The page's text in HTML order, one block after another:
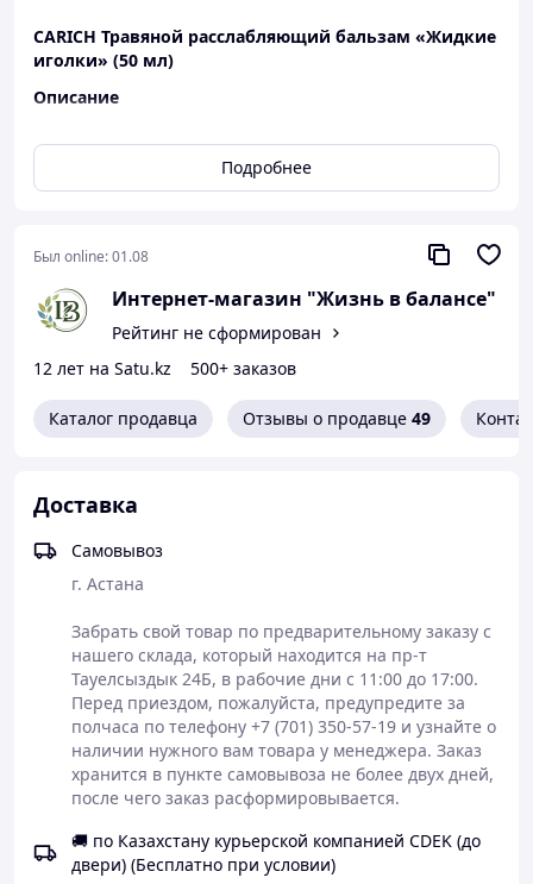
CARICH Травяной расслабляющий бальзам «Жидкие
иголки» (50 мл)
Описание
медицины для экспресс-снятия боли и восстановления
подвижности.
высококонцентрированный фитобальзам, который при
нанесении на кожу воссоздает терапевтический
эффект классического иглоукалывания и
профессионального глубокого массажа. Активная
формула на основе редких целебных трав мгновенно
проникает в глубокие слои тканей, активизирует
незаменимо при остеохондрозе, суставных и
Главные преимущества
Эффект жидкого иглоукалывания:
уникальное точечное покалывание и глубокий
Мощный анальгетик:
боль в спине, шее, пояснице, коленях и мышцах.
Ликвидация отеков и спазмов:
снимает
мышечный гипертонус, ускоряет рассасывание
гематом и выведение солей.
Улучшение подвижности:
способствует
естественному восстановлению хрящевой ткани
и связочного аппарата.
Натуральный фитокомплекс:
экстракты редких высокогорных растений и
ценные эфирные масла.
Подробнее
Был online:01.08
Интернет-магазин "Жизнь в балансе"
Рейтинг не сформирован
12 лет на Satu.kz
500+ заказов
Каталог продавца Отзывы о продавце 49
Доставка
Самовывоз
г. Астана
Забрать свой товар по предварительному заказу с
нашего склада, который находится на пр-т
Тауелсыздык 24Б, в рабочие дни с 11:00 до 17:00.
Перед приездом, пожалуйста, предупредите за
полчаса по телефону +7 (701) 350-57-19 и узнайте о
наличии нужного вам товара у менеджера. Заказ
хранится в пункте самовывоза не более двух дней,
после чего заказ расформировывается.
🚚 по Казахстану курьерской компанией CDEK (до
двери) (Бесплатно при условии)